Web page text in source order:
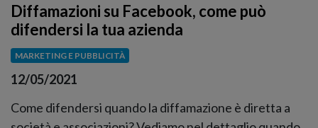
Diffamazioni su Facebook, come può
difendersi la tua azienda
MARKETING E PUBBLICITÀ
12/05/2021
Come difendersi quando la diffamazione è diretta a